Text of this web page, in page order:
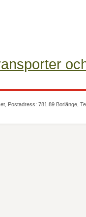
Postadress: 781 89 Borlänge,